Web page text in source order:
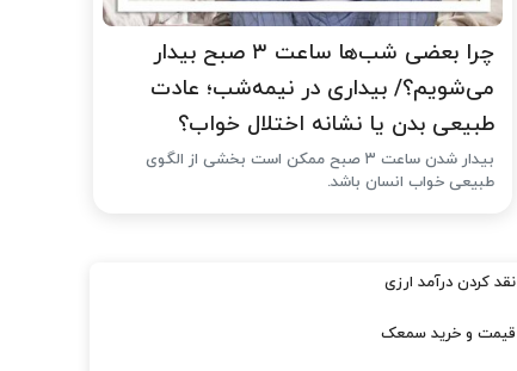
چرا بعضی شب‌ها ساعت ۳ صبح بیدار
می‌شویم؟/ بیداری در نیمه‌شب؛ عادت
طبیعی بدن یا نشانه اختلال خواب؟
بیدار شدن ساعت ۳ صبح ممکن است بخشی از الگوی
طبیعی خواب انسان باشد.
نقد کردن درآمد ارزی
قیمت و خرید سمعک